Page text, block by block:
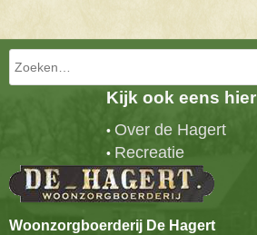
Bericht navigatie
Zoeken
Kijk ook eens hier
• Over de Hagert
• Recreatie
Woonzorgboerderij De Hagert